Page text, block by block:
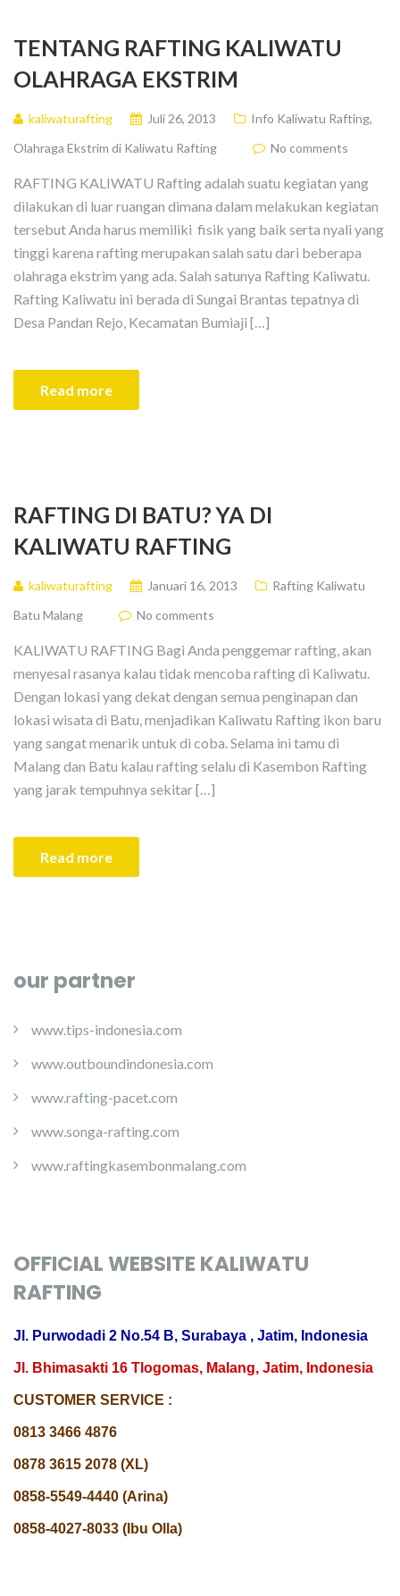
TENTANG RAFTING KALIWATU
OLAHRAGA EKSTRIM
kaliwaturafting Juli 26, 2013 Info Kaliwatu Rafting,
Olahraga Ekstrim di Kaliwatu Rafting
No comments
RAFTING KALIWATU Rafting adalah suatu kegiatan yang
dilakukan di luar ruangan dimana dalam melakukan kegiatan
tersebut Anda harus memiliki fisik yang baik serta nyali yang
tinggi karena rafting merupakan salah satu dari beberapa
olahraga ekstrim yang ada. Salah satunya Rafting Kaliwatu.
Rafting Kaliwatu ini berada di Sungai Brantas tepatnya di
Desa Pandan Rejo, Kecamatan Bumiaji […]
Read more
RAFTING DI BATU? YA DI
KALIWATU RAFTING
kaliwaturafting Januari 16, 2013
Rafting Kaliwatu
Batu Malang
No comments
KALIWATU RAFTING Bagi Anda penggemar rafting, akan
menyesal rasanya kalau tidak mencoba rafting di Kaliwatu.
Dengan lokasi yang dekat dengan semua penginapan dan
lokasi wisata di Batu, menjadikan Kaliwatu Rafting ikon baru
yang sangat menarik untuk di coba. Selama ini tamu di
Malang dan Batu kalau rafting selalu di Kasembon Rafting
yang jarak tempuhnya sekitar […]
Read more
our partner
www.tips-indonesia.com
www.outboundindonesia.com
www.rafting-pacet.com
www.songa-rafting.com
www.raftingkasembonmalang.com
OFFICIAL WEBSITE KALIWATU
RAFTING
Jl. Purwodadi 2 No.54 B, Surabaya , Jatim, Indonesia
Jl. Bhimasakti 16 Tlogomas, Malang, Jatim, Indonesia
CUSTOMER SERVICE :
0813 3466 4876
0878 3615 2078 (XL)
0858-5549-4440 (Arina)
0858-4027-8033 (Ibu Olla)